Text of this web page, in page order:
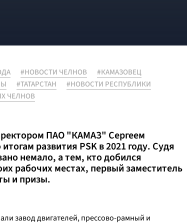
#НОВОСТИ ЧЕЛНОВ
#КАМАЗОВЕЦ
#ТАТАРСТАН
#НОВОСТИ РЕСПУБЛИКИ
ЧЕЛНОВ
ПАО "КАМАЗ" Сергеем
развития PSK в 2021 году. Судя
немало, а тем, кто добился
рабочих местах, первый заместитель
и призы.
завод двигателей, прессово-рамный и